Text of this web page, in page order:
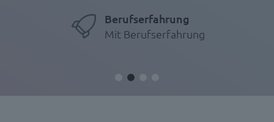
Berufserfahrung
Mit Berufserfahrung